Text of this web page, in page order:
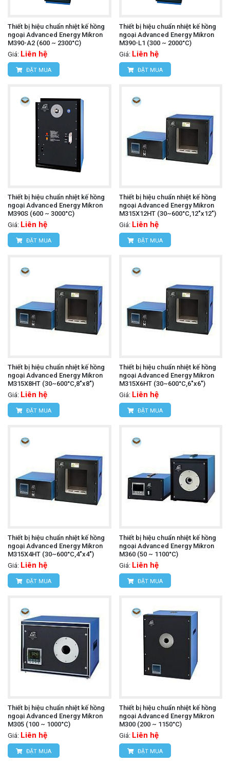
Thiết bị hiệu chuẩn nhiệt kế hồng
ngoại Advanced Energy Mikron
M390-A2 (600 ~ 2300°C)
Giá: Liên hệ
ĐẶT MUA
Thiết bị hiệu chuẩn nhiệt kế hồng
ngoại Advanced Energy Mikron
M390-L1 (300 ~ 2000°C)
Giá: Liên hệ
ĐẶT MUA
Thiết bị hiệu chuẩn nhiệt kế hồng
ngoại Advanced Energy Mikron
M390S (600 ~ 3000°C)
Giá: Liên hệ
ĐẶT MUA
Thiết bị hiệu chuẩn nhiệt kế hồng
ngoại Advanced Energy Mikron
M315X12HT (30~600°C,12"x12")
Giá: Liên hệ
ĐẶT MUA
Thiết bị hiệu chuẩn nhiệt kế hồng
ngoại Advanced Energy Mikron
M315X8HT (30~600°C,8"x8")
Giá: Liên hệ
ĐẶT MUA
Thiết bị hiệu chuẩn nhiệt kế hồng
ngoại Advanced Energy Mikron
M315X6HT (30~600°C,6"x6")
Giá: Liên hệ
ĐẶT MUA
Thiết bị hiệu chuẩn nhiệt kế hồng
ngoại Advanced Energy Mikron
M315X4HT (30~600°C,4"x4")
Giá: Liên hệ
ĐẶT MUA
Thiết bị hiệu chuẩn nhiệt kế hồng
ngoại Advanced Energy Mikron
M360 (50 ~ 1100°C)
Giá: Liên hệ
ĐẶT MUA
Thiết bị hiệu chuẩn nhiệt kế hồng
ngoại Advanced Energy Mikron
M305 (100 ~ 1000°C)
Giá: Liên hệ
ĐẶT MUA
Thiết bị hiệu chuẩn nhiệt kế hồng
ngoại Advanced Energy Mikron
M300 (200 ~ 1150°C)
Giá: Liên hệ
ĐẶT MUA